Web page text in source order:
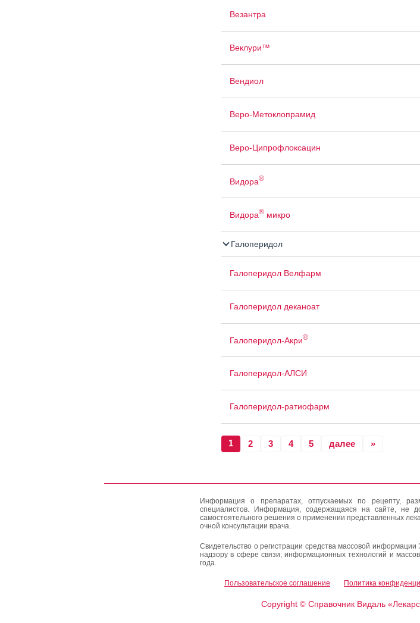
Везантра
Веклури™
Вендиол
Веро-Метоклопрамид
Веро-Ципрофлоксацин
Видора®
Видора®микро
Галоперидол
Галоперидол Велфарм
Галоперидол деканоат
Галоперидол-Акри®
Галоперидол-АЛСИ
Галоперидол-ратиофарм
1 2 3 4 5 далее »
Информация о препаратах, отпускаемых по рецепту,
специалистов. Информация, содержащаяся на сайте, не
самостоятельного решения о применении представленных
очной консультации врача.
Свидетельство о регистрации средства массовой
надзору в сфере связи, информационных технологий и
года.
Пользовательское соглашение Политика
Copyright ©Справочник Видаль